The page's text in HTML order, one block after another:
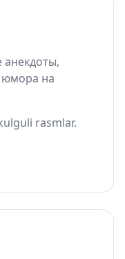
юмора на
rasmlar.